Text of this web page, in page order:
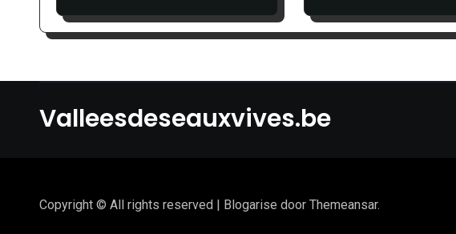
liefhebbers
Valleesdeseauxvives.be
Copyright © All rights reserved | Blogarise door Themeansar.